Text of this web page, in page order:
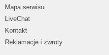
Mapa serwisu
LiveChat
Kontakt
Reklamacje i zwroty